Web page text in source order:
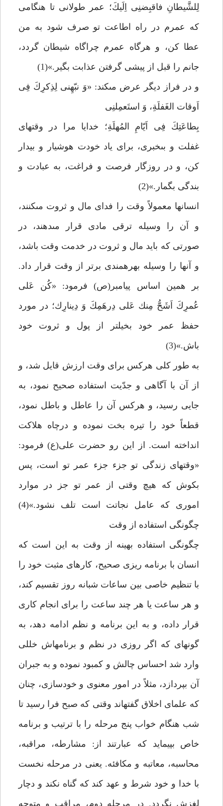
لِلشَّيطانِ فاقبِضنِى اِلَيكَ؛ عمر طولانى تا هنگامى
كه عمرم در راه اطاعت تو صرف شود به من
عطا كن، و هرگاه عمرم چراگاه شيطان گردد،
جانم را قبل از پيشى گرفتن عذابت بگير.»(1)
و در فراز ديگر عرض مى‏كند: «وَ نبّهِنى لِذِكرِكَ فِى
اَوقات الغَفلَةِ، وَ استَعمِلنِى
بِطاعَتِكَ فِى اَيّامِ المُهلَةِ؛ خدايا مرا در وقت‏هاى
غفلت و بى‏خبرى، براى ياد خودت هوشيار و بيدار
كن، و در روزگار فرصت و فراغت، به عبادت و
بندگى بگمار.»(2)
انسان‏ها معمولاً وقت را فداى مال و ثروت مى‏كنند،
و آن را وسيله ترقى مادى قرار مى‏دهند، در
صورتى كه بايد مال و ثروت در خدمت وقت باشد،
و آنها را وسيله بهره‏مندى برتر از وقت قرار داد.
بر همين اساس پيامبر(ص) فرمود: «كُن عَلى
عُمرِكَ اَشَحُّ مِنك عَلى دِرهَمِكَ وَ دِينارِك؛ در مورد
حفظ عمر خود بخيل‏تر از پول و ثروت خود
باش.»(3)
به طور كلى هركس براى وقت ارزش قايل شد، و
از آن با آگاهى و جدّيت استفاده صحيح نمود، به
جايى رسيد، و هركس آن را عاطل و باطل نمود،
قطعاً خود را تيره بخت نموده و درچاه هلاكت
انداخته است. از اين رو حضرت على(ع) فرمود:
«وقت‏هاى زندگى تو جزء جزء عمر تو است، پس
بكوش كه هيچ وقتى از عمر تو جز در موارد
امورى كه عامل نجاتت است تلف نشود.»(4)
چگونگى استفاده از وقت‏
چگونگى استفاده بهينه از وقت به اين است كه
انسان با برنامه ريزى صحيح، كارهاى مثبت خود را
با تنظيم خاصى بين ساعات شبانه روز تقسيم كند،
و هر ساعت يا هر چند ساعت را براى انجام كارى
قرار داده، و به اين برنامه و نظم ادامه دهد، به
گونه‏اى كه اگر روزى در نظم و برنامه‏اش خللى
وارد شد احساس چالش و كمبود نموده و به جبران
آن بپردازد، مثلاً در امور معنوى و خودسازى، چنان
كه علماى اخلاق گفته‏اند وقتى كه صبح فرا رسيد تا
شب هنگام خواب پنج مرحله را با ترتيب و برنامه
خاص بپيمايد كه عبارتند از: مشارطه، مراقبه،
محاسبه، معاتبه و مكافئه. يعنى در مرحله نخست
با خدا و خود شرط و عهد كند كه گناه نكند و دچار
لغزش نگردد. در مرحله دوم، مراقب و متوجه